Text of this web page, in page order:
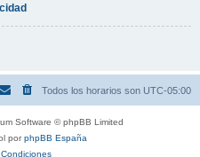
Todos los horarios son UTC-05:00
Software © phpBB Limited
porphpBB España
Condiciones